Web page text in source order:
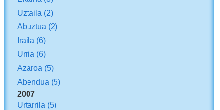
Uztaila (2)
Abuztua (2)
Iraila (6)
Urria (6)
Azaroa (5)
Abendua (5)
2007
Urtarrila (5)